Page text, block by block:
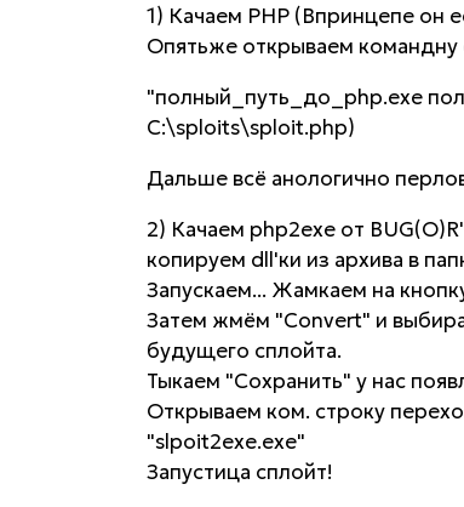
1) Качаем PHP (Впринцепе он
Опятьже открываем
"полный_путь_до_php.exe
C:\sploits\sploit.php)
Дальше всё анологично
2) Качаем php2exe от
копируем dll'ки из архива в
Запускаем... Жамкаем на
Затем жмём "Convert" и
будущего сплойта.
Тыкаем "Сохранить" у нас
Открываем ком. строку
"slpoit2exe.exe"
Запустица сплойт!